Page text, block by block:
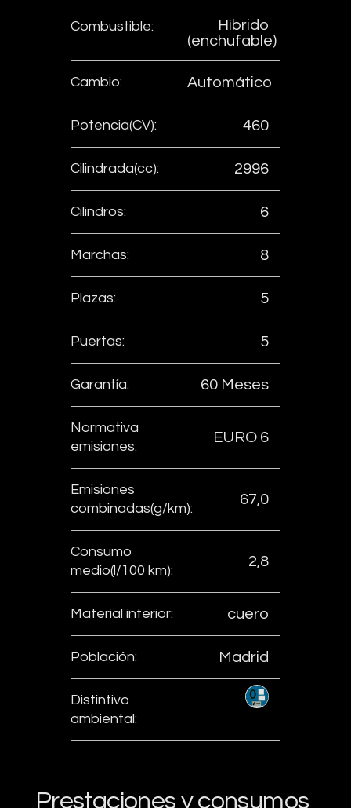
Combustible:
Híbrido
(enchufable)
Cambio: Automático
Potencia(CV): 460
Cilindrada(cc): 2996
Cilindros: 6
Marchas: 8
Plazas: 5
Puertas: 5
Garantía: 60 Meses
Normativa
emisiones:
EURO 6
Emisiones
combinadas(g/km):
67,0
Consumo
medio(l/100 km):
2,8
Material interior: cuero
Población: Madrid
Distintivo
ambiental:
Prestaciones y consumos